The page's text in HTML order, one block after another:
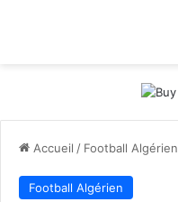
Accueil / Football Algérien
Football Algérien